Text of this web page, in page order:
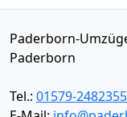
Paderborn-
Paderborn
Tel.: 01579-2482355